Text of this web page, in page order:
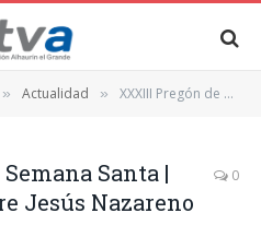
» Actualidad » XXXIII Pregón de Semana Santa | Hdad de Ntro Padre Jesús Nazareno
Santa |
Jesús Nazareno
0